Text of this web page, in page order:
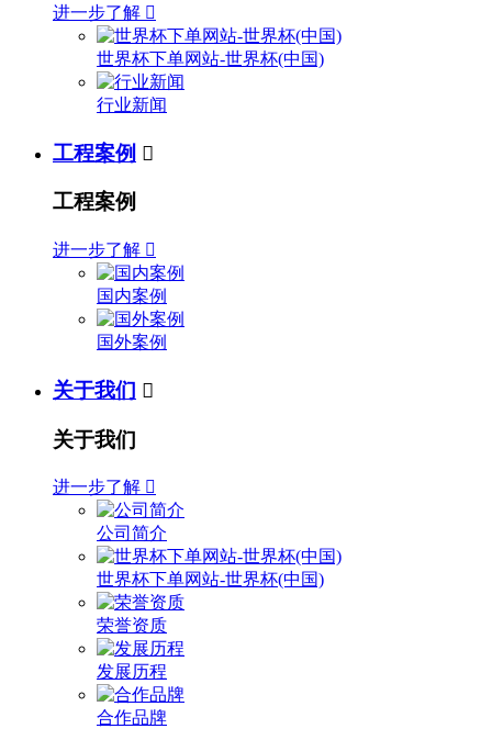
进一步了解 
世界杯下单网站-世界杯(中国)
行业新闻
工程案例 
工程案例
进一步了解 
国内案例
国外案例
关于我们 
关于我们
进一步了解 
公司简介
世界杯下单网站-世界杯(中国)
荣誉资质
发展历程
合作品牌